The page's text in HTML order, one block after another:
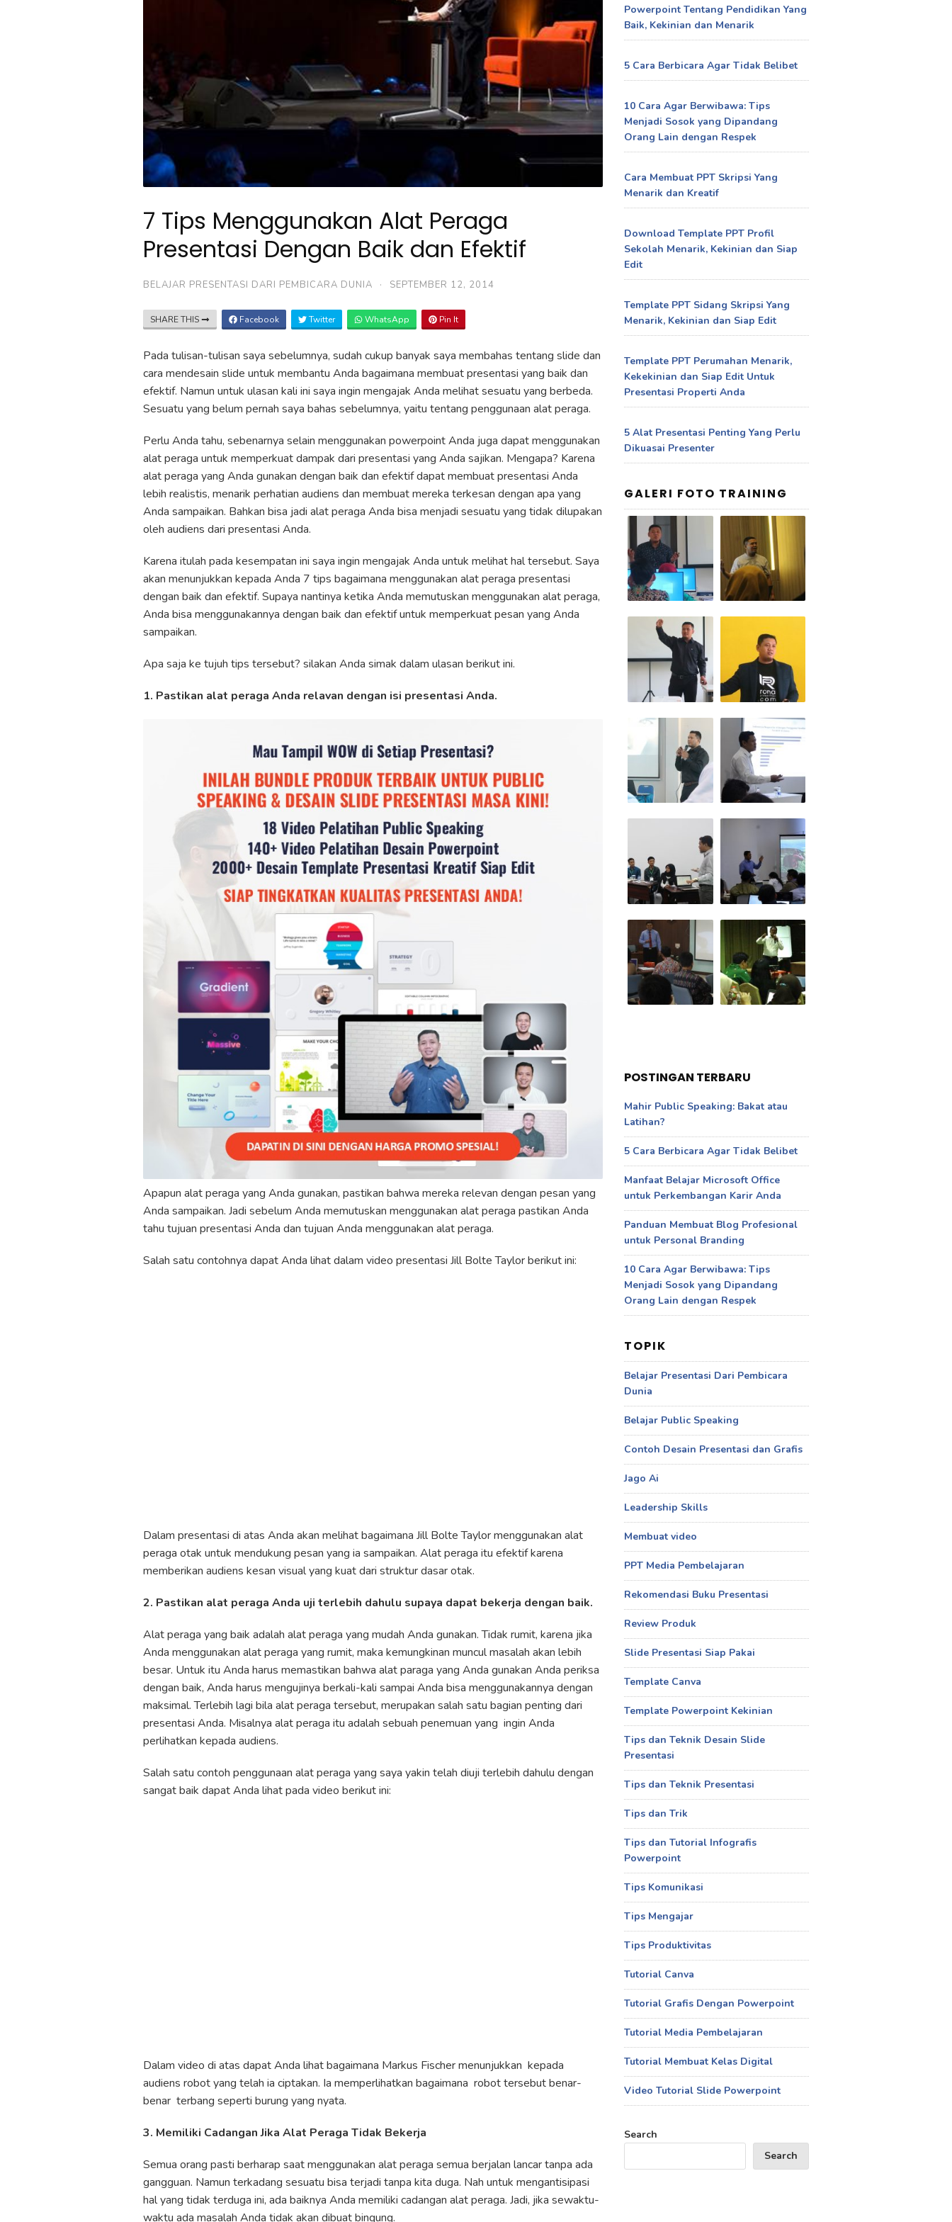
7 Tips Menggunakan Alat Peraga
Presentasi Dengan Baik dan Efektif
BELAJAR PRESENTASI DARI PEMBICARA DUNIA · SEPTEMBER 12, 2014
SHARE THIS Facebook Twitter WhatsApp Pin It
Pada tulisan-tulisan saya sebelumnya, sudah cukup banyak saya membahas tentang slide dan
cara mendesain slide untuk membantu Anda bagaimana membuat presentasi yang baik dan
efektif. Namun untuk ulasan kali ini saya ingin mengajak Anda melihat sesuatu yang berbeda.
Sesuatu yang belum pernah saya bahas sebelumnya, yaitu tentang penggunaan alat peraga.
Perlu Anda tahu, sebenarnya selain menggunakan powerpoint Anda juga dapat menggunakan
alat peraga untuk memperkuat dampak dari presentasi yang Anda sajikan. Mengapa? Karena
alat peraga yang Anda gunakan dengan baik dan efektif dapat membuat presentasi Anda
lebih realistis, menarik perhatian audiens dan membuat mereka terkesan dengan apa yang
Anda sampaikan. Bahkan bisa jadi alat peraga Anda bisa menjadi sesuatu yang tidak dilupakan
oleh audiens dari presentasi Anda.
Karena itulah pada kesempatan ini saya ingin mengajak Anda untuk melihat hal tersebut. Saya
akan menunjukkan kepada Anda 7 tips bagaimana menggunakan alat peraga presentasi
dengan baik dan efektif. Supaya nantinya ketika Anda memutuskan menggunakan alat peraga,
Anda bisa menggunakannya dengan baik dan efektif untuk memperkuat pesan yang Anda
sampaikan.
Apa saja ke tujuh tips tersebut? silakan Anda simak dalam ulasan berikut ini.
1. Pastikan alat peraga Anda relavan dengan isi presentasi Anda.
Apapun alat peraga yang Anda gunakan, pastikan bahwa mereka relevan dengan pesan yang
Anda sampaikan. Jadi sebelum Anda memutuskan menggunakan alat peraga pastikan Anda
tahu tujuan presentasi Anda dan tujuan Anda menggunakan alat peraga.
Salah satu contohnya dapat Anda lihat dalam video presentasi Jill Bolte Taylor berikut ini:
Dalam presentasi di atas Anda akan melihat bagaimana Jill Bolte Taylor menggunakan alat
peraga otak untuk mendukung pesan yang ia sampaikan. Alat peraga itu efektif karena
memberikan audiens kesan visual yang kuat dari struktur dasar otak.
2. Pastikan alat peraga Anda uji terlebih dahulu supaya dapat bekerja dengan baik.
Alat peraga yang baik adalah alat peraga yang mudah Anda gunakan. Tidak rumit, karena jika
Anda menggunakan alat peraga yang rumit, maka kemungkinan muncul masalah akan lebih
besar. Untuk itu Anda harus memastikan bahwa alat paraga yang Anda gunakan Anda periksa
dengan baik, Anda harus mengujinya berkali-kali sampai Anda bisa menggunakannya dengan
maksimal. Terlebih lagi bila alat peraga tersebut, merupakan salah satu bagian penting dari
presentasi Anda. Misalnya alat peraga itu adalah sebuah penemuan yang ingin Anda
perlihatkan kepada audiens.
Salah satu contoh penggunaan alat peraga yang saya yakin telah diuji terlebih dahulu dengan
sangat baik dapat Anda lihat pada video berikut ini:
Dalam video di atas dapat Anda lihat bagaimana Markus Fischer menunjukkan kepada
audiens robot yang telah ia ciptakan. Ia memperlihatkan bagaimana robot tersebut benar-
benar terbang seperti burung yang nyata.
3. Memiliki Cadangan Jika Alat Peraga Tidak Bekerja
Semua orang pasti berharap saat menggunakan alat peraga semua berjalan lancar tanpa ada
gangguan. Namun terkadang sesuatu bisa terjadi tanpa kita duga. Nah untuk mengantisipasi
hal yang tidak terduga ini, ada baiknya Anda memiliki cadangan alat peraga. Jadi, jika sewaktu-
waktu ada masalah Anda tidak akan dibuat bingung.
Powerpoint Tentang Pendidikan Yang
Baik, Kekinian dan Menarik
5 Cara Berbicara Agar Tidak Belibet
10 Cara Agar Berwibawa: Tips
Menjadi Sosok yang Dipandang
Orang Lain dengan Respek
Cara Membuat PPT Skripsi Yang
Menarik dan Kreatif
Download Template PPT Profil
Sekolah Menarik, Kekinian dan Siap
Edit
Template PPT Sidang Skripsi Yang
Menarik, Kekinian dan Siap Edit
Template PPT Perumahan Menarik,
Kekekinian dan Siap Edit Untuk
Presentasi Properti Anda
5 Alat Presentasi Penting Yang Perlu
Dikuasai Presenter
GALERI FOTO TRAINING
POSTINGAN TERBARU
Mahir Public Speaking: Bakat atau
Latihan?
5 Cara Berbicara Agar Tidak Belibet
Manfaat Belajar Microsoft Office
untuk Perkembangan Karir Anda
Panduan Membuat Blog Profesional
untuk Personal Branding
10 Cara Agar Berwibawa: Tips
Menjadi Sosok yang Dipandang
Orang Lain dengan Respek
TOPIK
Belajar Presentasi Dari Pembicara
Dunia
Belajar Public Speaking
Contoh Desain Presentasi dan Grafis
Jago Ai
Leadership Skills
Membuat video
PPT Media Pembelajaran
Rekomendasi Buku Presentasi
Review Produk
Slide Presentasi Siap Pakai
Template Canva
Template Powerpoint Kekinian
Tips dan Teknik Desain Slide
Presentasi
Tips dan Teknik Presentasi
Tips dan Trik
Tips dan Tutorial Infografis
Powerpoint
Tips Komunikasi
Tips Mengajar
Tips Produktivitas
Tutorial Canva
Tutorial Grafis Dengan Powerpoint
Tutorial Media Pembelajaran
Tutorial Membuat Kelas Digital
Video Tutorial Slide Powerpoint
Search
Search